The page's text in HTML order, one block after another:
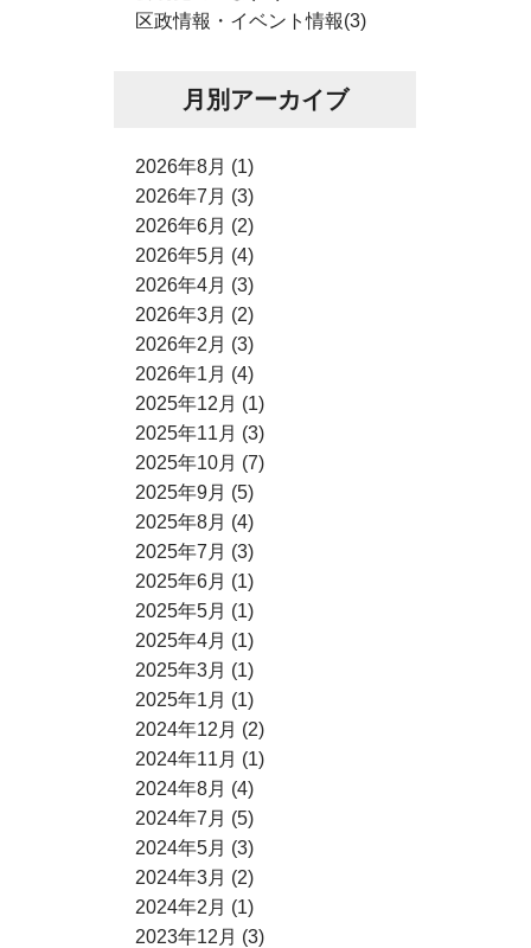
区政情報・イベント情報(3)
月別アーカイブ
2026年8月 (1)
2026年7月 (3)
2026年6月 (2)
2026年5月 (4)
2026年4月 (3)
2026年3月 (2)
2026年2月 (3)
2026年1月 (4)
2025年12月 (1)
2025年11月 (3)
2025年10月 (7)
2025年9月 (5)
2025年8月 (4)
2025年7月 (3)
2025年6月 (1)
2025年5月 (1)
2025年4月 (1)
2025年3月 (1)
2025年1月 (1)
2024年12月 (2)
2024年11月 (1)
2024年8月 (4)
2024年7月 (5)
2024年5月 (3)
2024年3月 (2)
2024年2月 (1)
2023年12月 (3)